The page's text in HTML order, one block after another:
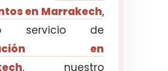
en Marrakech,
servicio de
en
, nuestro